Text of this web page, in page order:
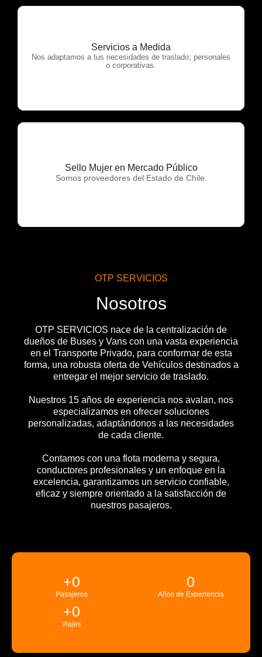
Servicios a Medida
Nos adaptamos a tus necesidades de traslado; personales
o corporativas.
OTP Servicios
Sello Mujer en Mercado Público
Somos proveedores del Estado de Chile.
OTP Servicios
OTP SERVICIOS
Nosotros
OTP SERVICIOS nace de la centralización de
dueños de Buses y Vans con una vasta experiencia
en el Transporte Privado, para conformar de esta
forma, una robusta oferta de Vehículos destinados a
entregar el mejor servicio de traslado.
Nuestros 15 años de experiencia nos avalan, nos
especializamos en ofrecer soluciones
personalizadas, adaptándonos a las necesidades
de cada cliente.
Contamos con una flota moderna y segura,
conductores profesionales y un enfoque en la
excelencia, garantizamos un servicio confiable,
eficaz y siempre orientado a la satisfacción de
nuestros pasajeros.
Pasajeros
+0
Años de Experiencia
0
Viajes
+0